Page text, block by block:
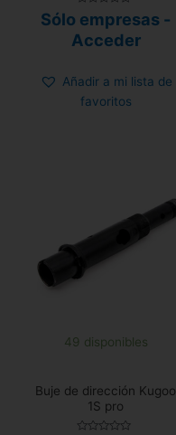
con
0
de
Sólo empresas -
Acceder
Añadir a mi lista de
favoritos
49 disponibles
Buje de dirección Kugoo
1S pro